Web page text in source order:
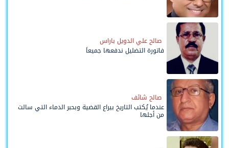
صالح علي الدويل باراس
فاتورة التضليل ندفعها جميعاً
صالح شائف
عندما يُكتب التاريخ بيراع القضية وبحبر الدماء التي سالت
من أجلها